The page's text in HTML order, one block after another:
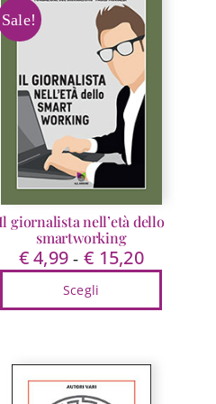
Sale!
giornalista nell’età dello
smartworking
€4,99 - € 15,20Fascia
di
Scegli
ha
più